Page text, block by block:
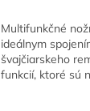
Multifunkčné
ideálnym
švajčiarskeho
funkcií, ktoré sú